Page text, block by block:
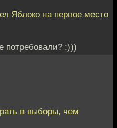
Яблоко на первое место
потребовали? :)))
в выборы, чем